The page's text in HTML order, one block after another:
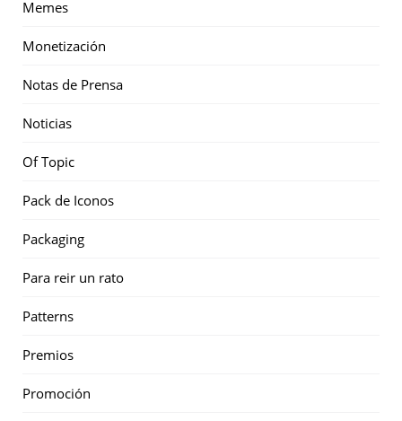
Memes
Monetización
Notas de Prensa
Noticias
Of Topic
Pack de Iconos
Packaging
Para reir un rato
Patterns
Premios
Promoción